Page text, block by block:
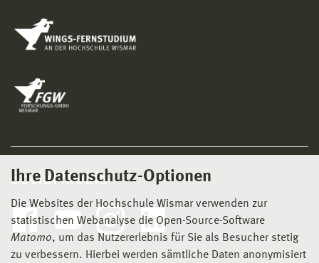
Ihre Datenschutz-Optionen
Die Websites der Hochschule Wismar verwenden zur
statistischen Webanalyse die Open-Source-Software
Matomo, um das Nutzererlebnis für Sie als Besucher stetig
zu verbessern. Hierbei werden sämtliche Daten anonymisiert
Social Media